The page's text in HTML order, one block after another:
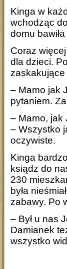
Kinga w
wchodząc
domu
Coraz
dla dzieci.
zaskakujące
– Mamo jak
pytaniem.
– Mamo, jak
– Wszystko
oczywiste.
Kinga
ksiądz do
230
była
zabawy. Po
– Był u nas
Damianek
wszystko